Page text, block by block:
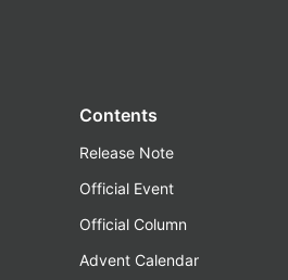
Contents
Release Note
Official Event
Official Column
Advent Calendar